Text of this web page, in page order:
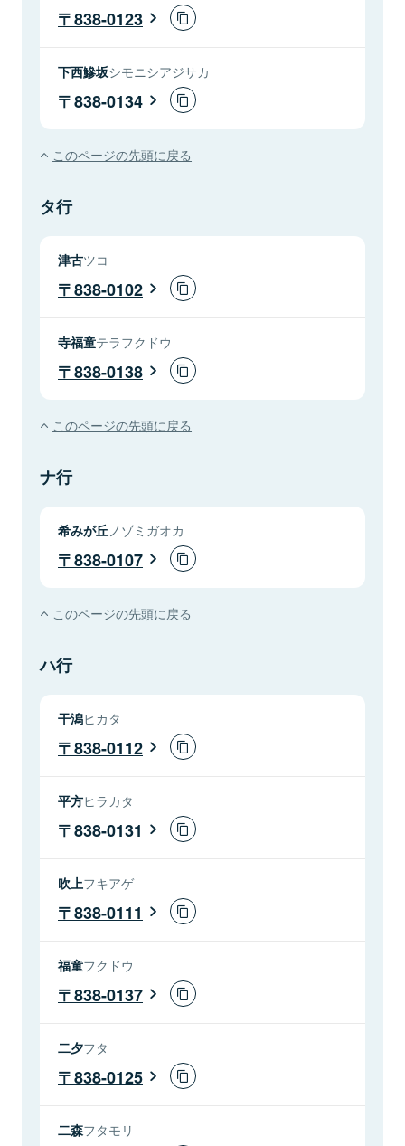
838-0123
下西鰺坂シモニシアジサカ
838-0134
このページの先頭に戻る
タ行
津古ツコ
838-0102
寺福童テラフクドウ
838-0138
このページの先頭に戻る
ナ行
希みが丘 ノゾミガオカ
838-0107
このページの先頭に戻る
ハ行
干潟ヒカタ
838-0112
平方ヒラカタ
838-0131
吹上フキアゲ
838-0111
福童フクドウ
838-0137
二夕フタ
838-0125
二森フタモリ